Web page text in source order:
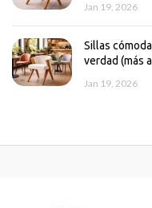
Jan 19, 2026
Sillas
verdad (más
Jan 19, 2026